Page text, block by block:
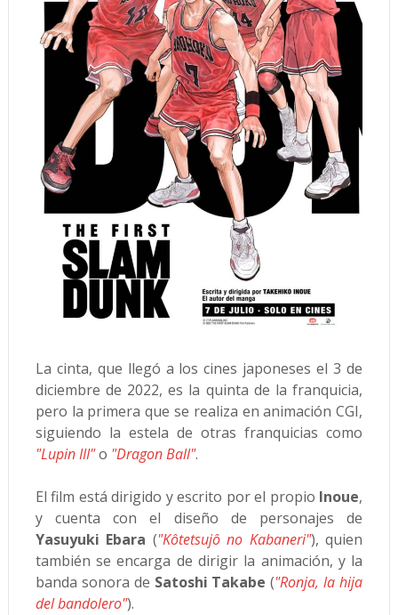
La cinta, que llegó a los cines japoneses el 3 de
diciembre de 2022, es la quinta de la franquicia,
pero la primera que se realiza en animación CGI,
siguiendo la estela de otras franquicias como
"Lupin III"o "Dragon Ball".
El film está dirigido y escrito por el propio Inoue,
y cuenta con el diseño de personajes de
Yasuyuki Ebara ("Kôtetsujô no Kabaneri"), quien
también se encarga de dirigir la animación, y la
banda sonora de Satoshi Takabe ("Ronja, la hija
del bandolero").